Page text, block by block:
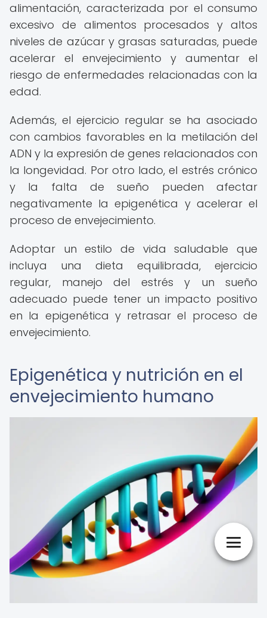
alimentación, caracterizada por el consumo
excesivo de alimentos procesados ​​y altos
niveles de azúcar y grasas saturadas, puede
acelerar el envejecimiento y aumentar el
riesgo de enfermedades relacionadas con la
edad.
Además, el ejercicio regular se ha asociado
con cambios favorables en la metilación del
ADN y la expresión de genes relacionados con
la longevidad. Por otro lado, el estrés crónico
y la falta de sueño pueden afectar
negativamente la epigenética y acelerar el
proceso de envejecimiento.
Adoptar un estilo de vida saludable que
incluya una dieta equilibrada, ejercicio
regular, manejo del estrés y un sueño
adecuado puede tener un impacto positivo
en la epigenética y retrasar el proceso de
envejecimiento.
Epigenética y nutrición en el
envejecimiento humano